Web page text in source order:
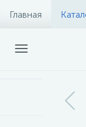
Главная